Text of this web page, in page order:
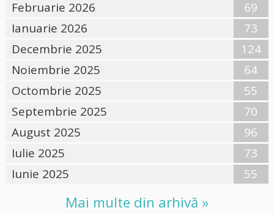
Februarie 2026
69
Ianuarie 2026
73
Decembrie 2025
124
Noiembrie 2025
64
Octombrie 2025
55
Septembrie 2025
70
August 2025
96
Iulie 2025
73
Iunie 2025
55
Mai multe din arhivă »